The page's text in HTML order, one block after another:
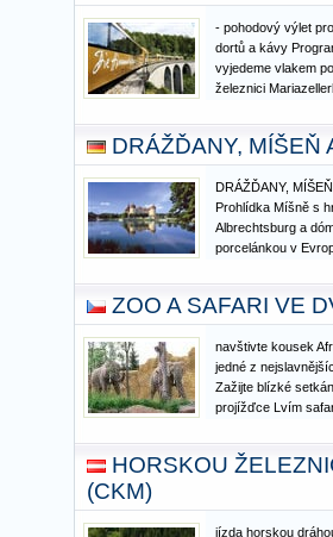
- pohodový výlet
dortů a kávy
vyjedeme vlakem
železnici
dvěma 180°
vedoucí národním…
DRÁŽĎANY, MÍŠEŇ
DRÁŽĎANY,
Prohlídka Míšně s
Albrechtsburg a
porcelánkou v
Sasku, kde se
oříšky pro Popelku.
metropole…
ZOO A SAFARI VE
navštivte kousek
jedné z
Zažijte blízké
projížďce Lvím
HORSKOU
(CKM)
jízda horskou